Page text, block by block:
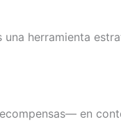
herramienta
en